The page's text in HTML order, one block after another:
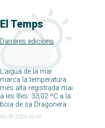
El Temps
Darreres edicions
L’aigua de la mar
marca la temperatura
més alta registrada mai
a les Illes: 33,02 ºC a la
boia de sa Dragonera
06/08/2026 02:44